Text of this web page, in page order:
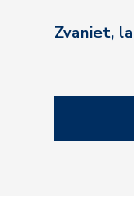
Zvaniet,